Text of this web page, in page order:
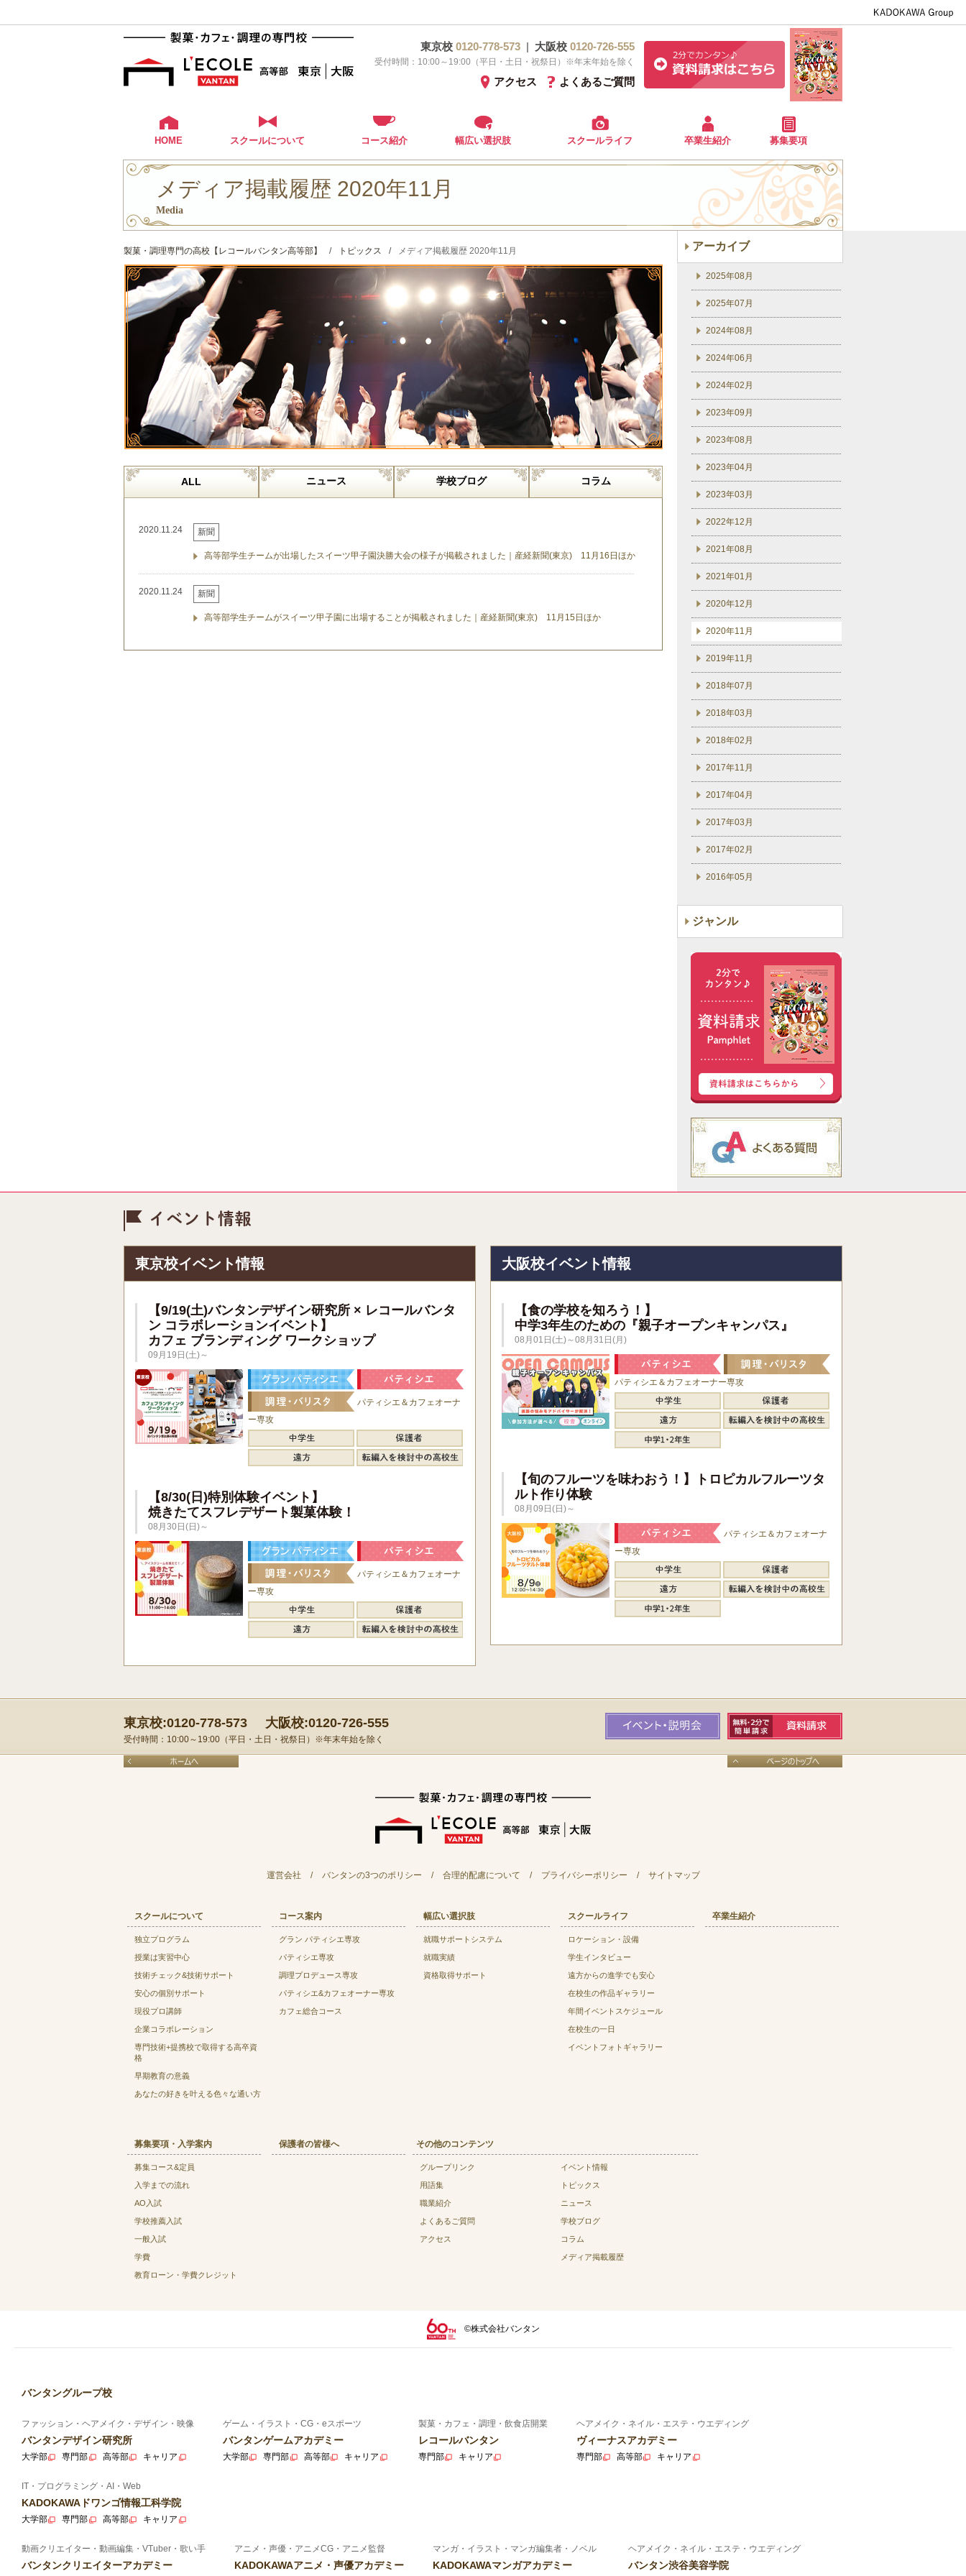
東京校 0120-778-573 | 大阪校 0120-726-555
受付時間：10:00～19:00（平日・土日・祝祭日）※年末年始を除く
よくあるご質問
アクセス
HOME スクールについて コース紹介 幅広い選択肢 スクールライフ 卒業生紹介 募集要項
メディア掲載履歴 2020年11月
Media
製菓・調理専門の高校【レコールバンタン高等部】 / トピックス / メディア掲載履歴 2020年11月
ALL ニュース 学校ブログ コラム
2020.11.24 新聞
高等部学生チームが出場したスイーツ甲子園決勝大会の様子が掲載されました｜産経新聞(東京) 11月16日ほか
2020.11.24 新聞
高等部学生チームがスイーツ甲子園に出場することが掲載されました｜産経新聞(東京) 11月15日ほか
アーカイブ
2025年08月
2025年07月
2024年08月
2024年06月
2024年02月
2023年09月
2023年08月
2023年04月
2023年03月
2022年12月
2021年08月
2021年01月
2020年12月
2020年11月
2019年11月
2018年07月
2018年03月
2018年02月
2017年11月
2017年04月
2017年03月
2017年02月
2016年05月
ジャンル
東京校イベント情報
【9/19(土)バンタンデザイン研究所 × レコールバンタ
ン コラボレーションイベント】
カフェ ブランディング ワークショップ
09月19日(土)～
パティシエ＆カフェオーナ
ー専攻
【8/30(日)特別体験イベント】
焼きたてスフレデザート製菓体験！
08月30日(日)～
パティシエ＆カフェオーナ
ー専攻
大阪校イベント情報
【食の学校を知ろう！】
中学3年生のための『親子オープンキャンパス』
08月01日(土)～08月31日(月)
パティシエ＆カフェオーナー専攻
【旬のフルーツを味わおう！】トロピカルフルーツタ
ルト作り体験
08月09日(日)～
パティシエ＆カフェオーナ
ー専攻
東京校:0120-778-573 大阪校:0120-726-555
受付時間：10:00～19:00（平日・土日・祝祭日）※年末年始を除く
運営会社 / バンタンの3つのポリシー / 合理的配慮について / プライバシーポリシー / サイトマップ
スクールについて
独立プログラム
授業は実習中心
技術チェック&技術サポート
安心の個別サポート
現役プロ講師
企業コラボレーション
専門技術+提携校で取得する高卒資
格
早期教育の意義
あなたの好きを叶える⾊々な通い⽅
コース案内
グラン パティシエ専攻
パティシエ専攻
調理プロデュース専攻
パティシエ&カフェオーナー専攻
カフェ総合コース
幅広い選択肢
就職サポートシステム
就職実績
資格取得サポート
スクールライフ
ロケーション・設備
学生インタビュー
遠方からの進学でも安心
在校生の作品ギャラリー
年間イベントスケジュール
在校生の一日
イベントフォトギャラリー
卒業生紹介
募集要項・入学案内
募集コース&定員
入学までの流れ
AO入試
学校推薦入試
一般入試
学費
教育ローン・学費クレジット
保護者の皆様へ その他のコンテンツ
グループリンク
用語集
職業紹介
よくあるご質問
アクセス
イベント情報
トピックス
ニュース
学校ブログ
コラム
メディア掲載履歴
©株式会社バンタン
バンタングループ校
ファッション・ヘアメイク・デザイン・映像
バンタンデザイン研究所
大学部 専門部 高等部 キャリア
ゲーム・イラスト・CG・eスポーツ
バンタンゲームアカデミー
大学部 専門部 高等部 キャリア
製菓・カフェ・調理・飲食店開業
レコールバンタン
専門部 キャリア
ヘアメイク・ネイル・エステ・ウエディング
ヴィーナスアカデミー
専門部 高等部 キャリア
IT・プログラミング・AI・Web
KADOKAWAドワンゴ情報工科学院
大学部 専門部 高等部 キャリア
動画クリエイター・動画編集・VTuber・歌い手
バンタンクリエイターアカデミー
アニメ・声優・アニメCG・アニメ監督
KADOKAWAアニメ・声優アカデミー
マンガ・イラスト・マンガ編集者・ノベル
KADOKAWAマンガアカデミー
ヘアメイク・ネイル・エステ・ウエディング
バンタン渋谷美容学院